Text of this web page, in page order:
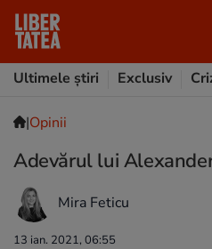
Ultimele știri
Exclusiv
|Opinii
Adevărul lui
Mira Feticu
13 ian. 2021, 06:55